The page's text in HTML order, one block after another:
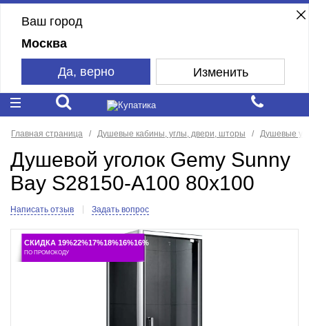
Ваш город
Москва
Да, верно Изменить
Главная страница Душевые кабины, углы, двери, шторы Душевые
Душевой уголок Gemy Sunny
Bay S28150-A100 80x100
Написать отзыв Задать вопрос
СКИДКА 19%22%17%18%16%16%
ПО ПРОМОКОДУ